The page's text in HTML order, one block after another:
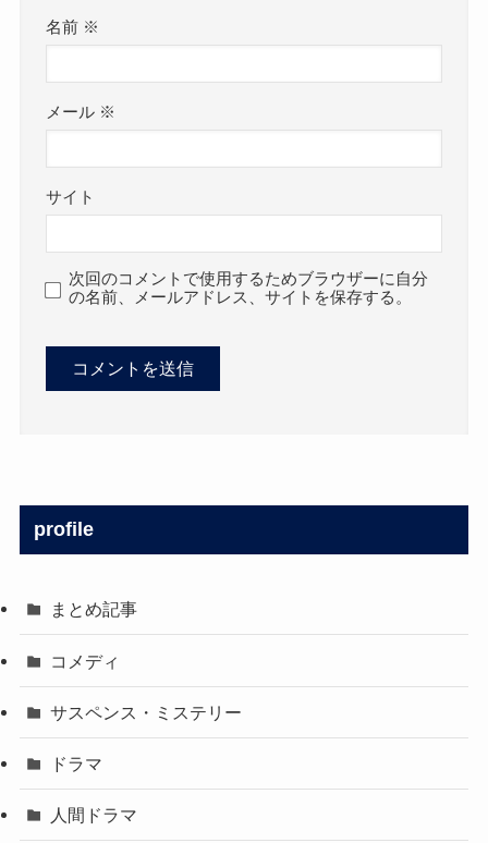
名前 ※
メール ※
サイト
次回のコメントで使用するためブラウザーに自分
の名前、メールアドレス、サイトを保存する。
profile
まとめ記事
コメディ
サスペンス・ミステリー
ドラマ
人間ドラマ